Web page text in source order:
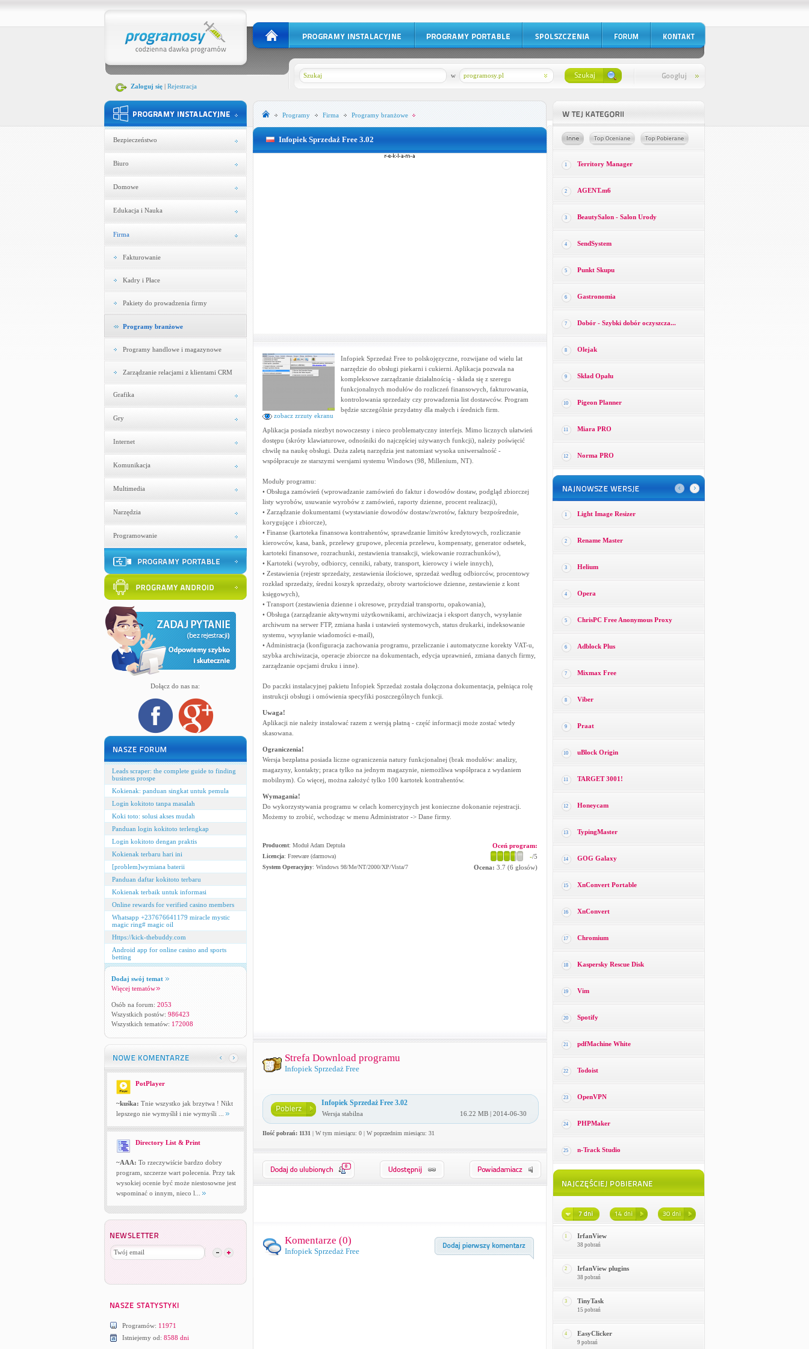
Zaloguj się| Rejestracja
programosy.pl
w
Bezpieczeństwo
Biuro
Domowe
Edukacja i Nauka
Firma
Fakturowanie
Kadry i Płace
Pakiety do prowadzenia firmy
Programy branżowe
Programy handlowe i magazynowe
Zarządzanie relacjami z klientami CRM
Grafika
Gry
Internet
Komunikacja
Multimedia
Narzędzia
Programowanie
Dołącz do nas na:
Leads scraper: the complete guide to finding
business prospe
Kokienak: panduan singkat untuk pemula
Login kokitoto tanpa masalah
Koki toto: solusi akses mudah
Panduan login kokitoto terlengkap
Login kokitoto dengan praktis
Kokienak terbaru hari ini
[problem]wymiana baterii
Panduan daftar kokitoto terbaru
Kokienak terbaik untuk informasi
Online rewards for verified casino members
Whatsapp +237676641179 miracle mystic
magic ring# magic oil
Https://kick-thebuddy.com
Android app for online casino and sports
betting
Dodaj swój temat
Więcej tematów
Osób na forum: 2053
Wszystkich postów: 986423
Wszystkich tematów: 172008
PotPlayer
~kuśka: Tnie wszystko jak brzytwa ! Nikt
lepszego nie wymyślił i nie wymyśli ...
Directory List & Print
~AAA: To rzeczywiście bardzo dobry
program, szczerze wart polecenia. Przy tak
wysokiej ocenie być może niestosowne jest
wspominać o innym, nieco l...
Programów: 11971
Istniejemy od: 8588 dni
Programy Firma Programy branżowe
Infopiek Sprzedaż Free 3.02
zobacz zrzuty ekranu
Infopiek Sprzedaż Free to polskojęzyczne, rozwijane od wielu lat
narzędzie do obsługi piekarni i cukierni. Aplikacja pozwala na
kompleksowe zarządzanie działalnością - składa się z szeregu
funkcjonalnych modułów do rozliczeń finansowych, fakturowania,
kontrolowania sprzedaży czy prowadzenia list dostawców. Program
będzie szczególnie przydatny dla małych i średnich firm.
Aplikacja posiada niezbyt nowoczesny i nieco problematyczny interfejs. Mimo licznych ułatwień
dostępu (skróty klawiaturowe, odnośniki do najczęściej używanych funkcji), należy poświęcić
chwilę na naukę obsługi. Duża zaletą narzędzia jest natomiast wysoka uniwersalność -
współpracuje ze starszymi wersjami systemu Windows (98, Millenium, NT).
Moduły programu:
• Obsługa zamówień (wprowadzanie zamówień do faktur i dowodów dostaw, podgląd zbiorczej
listy wyrobów, usuwanie wyrobów z zamówień, raporty dzienne, procent realizacji),
• Zarządzanie dokumentami (wystawianie dowodów dostaw/zwrotów, faktury bezpośrednie,
korygujące i zbiorcze),
• Finanse (kartoteka finansowa kontrahentów, sprawdzanie limitów kredytowych, rozliczanie
kierowców, kasa, bank, przelewy grupowe, plecenia przelewu, kompensaty, generator odsetek,
kartoteki finansowe, rozrachunki, zestawienia transakcji, wiekowanie rozrachunków),
• Kartoteki (wyroby, odbiorcy, cenniki, rabaty, transport, kierowcy i wiele innych),
• Zestawienia (rejestr sprzedaży, zestawienia ilościowe, sprzedaż według odbiorców, procentowy
rozkład sprzedaży, średni koszyk sprzedaży, obroty wartościowe dzienne, zestawienie z kont
księgowych),
• Transport (zestawienia dzienne i okresowe, przydział transportu, opakowania),
• Obsługa (zarządzanie aktywnymi użytkownikami, archiwizacja i eksport danych, wysyłanie
archiwum na serwer FTP, zmiana hasła i ustawień systemowych, status drukarki, indeksowanie
systemu, wysyłanie wiadomości e-mail),
• Administracja (konfiguracja zachowania programu, przeliczanie i automatyczne korekty VAT-u,
szybka archiwizacja, operacje zbiorcze na dokumentach, edycja uprawnień, zmiana danych firmy,
zarządzanie opcjami druku i inne).
Do paczki instalacyjnej pakietu Infopiek Sprzedaż została dołączona dokumentacja, pełniąca rolę
instrukcji obsługi i omówienia specyfiki poszczególnych funkcji.
Uwaga!
Aplikacji nie należy instalować razem z wersją płatną - część informacji może zostać wtedy
skasowana.
Ograniczenia!
Wersja bezpłatna posiada liczne ograniczenia natury funkcjonalnej (brak modułów: analizy,
magazyny, kontakty; praca tylko na jednym magazynie, niemożliwa współpraca z wydaniem
mobilnym). Co więcej, można założyć tylko 100 kartotek kontrahentów.
Wymagania!
Do wykorzystywania programu w celach komercyjnych jest konieczne dokonanie rejestracji.
Możemy to zrobić, wchodząc w menu Administrator -> Dane firmy.
Producent: Moduł Adam Deptuła
Licencja: Freeware (darmowa)
System Operacyjny: Windows 98/Me/NT/2000/XP/Vista/7
Oceń program:
-/5
Ocena: 3.7 (6 głosów)
Strefa Download programu
Infopiek Sprzedaż Free
Infopiek Sprzedaż Free 3.02
Wersja stabilna 16.22 MB | 2014-06-30
Ilość pobrań: 1131 | W tym miesiącu: 0 | W poprzednim miesiącu: 31
0
Komentarze (0)
Infopiek Sprzedaż Free
1 Territory Manager
2 AGENT.m6
3 BeautySalon - Salon Urody
4 SendSystem
5 Punkt Skupu
6 Gastronomia
7 Dobór - Szybki dobór oczyszcza...
8 Olejak
9 Skład Opału
10 Pigeon Planner
11 Miara PRO
12 Norma PRO
1 Light Image Resizer
2 Rename Master
3 Helium
4 Opera
5 ChrisPC Free Anonymous Proxy
6 Adblock Plus
7 Mixmax Free
8 Viber
9 Praat
10 uBlock Origin
11 TARGET 3001!
12 Honeycam
13 TypingMaster
14 GOG Galaxy
15 XnConvert Portable
16 XnConvert
17 Chromium
18 Kaspersky Rescue Disk
19 Vim
20 Spotify
21 pdfMachine White
22 Todoist
23 OpenVPN
24 PHPMaker
25 n-Track Studio
1 IrfanView
38 pobrań
2 IrfanView plugins
38 pobrań
3 TinyTask
15 pobrań
4 EasyClicker
9 pobrań